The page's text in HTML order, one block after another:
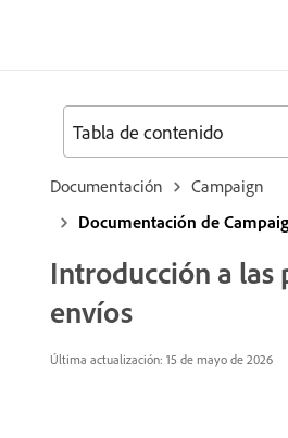
Documentación
Campaign
Documentación de
Introducción a las
envíos
Última actualización: 15 de mayo de 2026
Tabla de contenido